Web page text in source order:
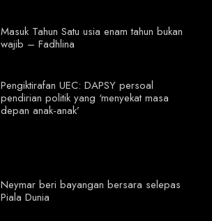
Masuk Tahun Satu usia enam tahun bukan
wajib – Fadhlina
Pengiktirafan UEC: DAPSY persoal
pendirian politik yang ‘menyekat masa
depan anak-anak’
Neymar beri bayangan bersara selepas
Piala Dunia